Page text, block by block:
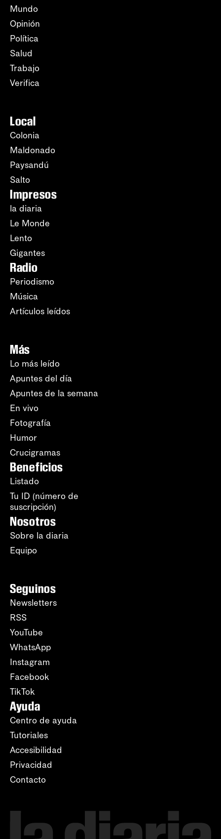
Mundo
Opinión
Política
Salud
Trabajo
Verifica
Local
Colonia
Maldonado
Paysandú
Salto
Impresos
la diaria
Le Monde
Lento
Gigantes
Radio
Periodismo
Música
Artículos leídos
Más
Lo más leído
Apuntes del día
Apuntes de la semana
En vivo
Fotografía
Humor
Crucigramas
Beneficios
Listado
Tu ID (número de
suscripción)
Nosotros
Sobre la diaria
Equipo
Seguinos
Newsletters
RSS
YouTube
WhatsApp
Instagram
Facebook
TikTok
Ayuda
Centro de ayuda
Tutoriales
Accesibilidad
Privacidad
Contacto